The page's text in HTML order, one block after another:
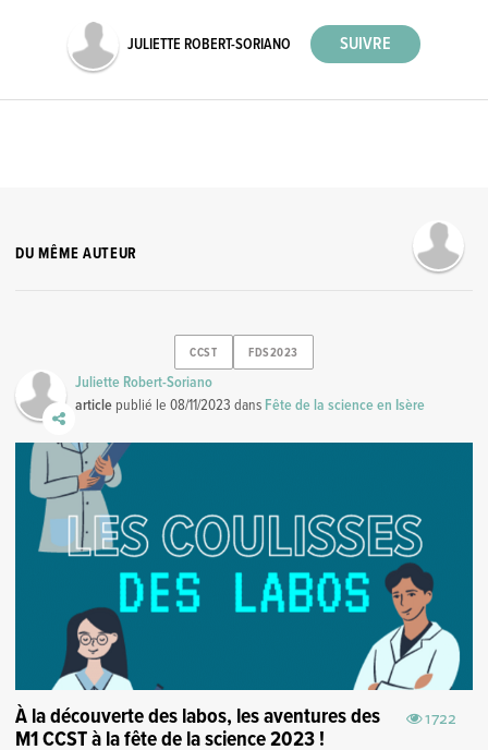
JULIETTE ROBERT-SORIANO
DU MÊME AUTEUR
CCST FDS2023
Juliette Robert-Soriano
article publié le08/11/2023 dans Fête de la science en Isère
1722
À la découverte des labos, les aventures des
M1 CCST à la fête de la science 2023 !